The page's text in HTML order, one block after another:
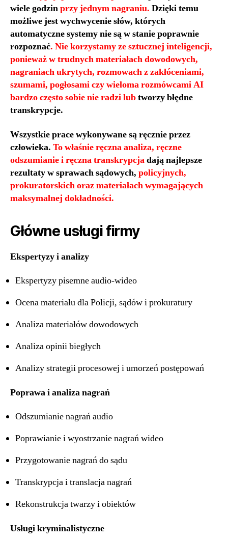
wiele godzinprzy jednym nagraniu. Dzięki temu
możliwe jest wychwycenie słów, których
automatyczne systemy nie są w stanie poprawnie
rozpoznać. Nie korzystamy ze sztucznej inteligencji,
ponieważ w trudnych materiałach dowodowych,
nagraniach ukrytych, rozmowach z zakłóceniami,
szumami, pogłosami czy wieloma rozmówcami AI
bardzo często sobie nie radzi lubtworzy błędne
transkrypcje.
Wszystkie prace wykonywane są ręcznie przez
człowieka. To właśnie ręczna analiza, ręczne
odszumianie i ręczna transkrypcjadają najlepsze
rezultaty w sprawach sądowych, policyjnych,
prokuratorskich oraz materiałach wymagających
maksymalnej dokładności.
Główne usługi firmy
Ekspertyzy i analizy
Ekspertyzy pisemne audio-wideo
Ocena materiału dla Policji, sądów i prokuratury
Analiza materiałów dowodowych
Analiza opinii biegłych
Analizy strategii procesowej i umorzeń postępowań
Poprawa i analiza nagrań
Odszumianie nagrań audio
Poprawianie i wyostrzanie nagrań wideo
Przygotowanie nagrań do sądu
Transkrypcja i translacja nagrań
Rekonstrukcja twarzy i obiektów
Usługi kryminalistyczne